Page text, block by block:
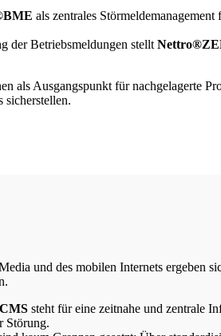
als zentrales
der Betriebsmeldungen stellt
als Ausgangspunkt für nachgelagerte
sicherstellen.
und des mobilen Internets ergeben
steht für eine zeitnahe und zentrale
Störung.